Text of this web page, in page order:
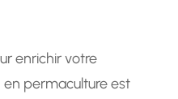
enrichir votre
permaculture est